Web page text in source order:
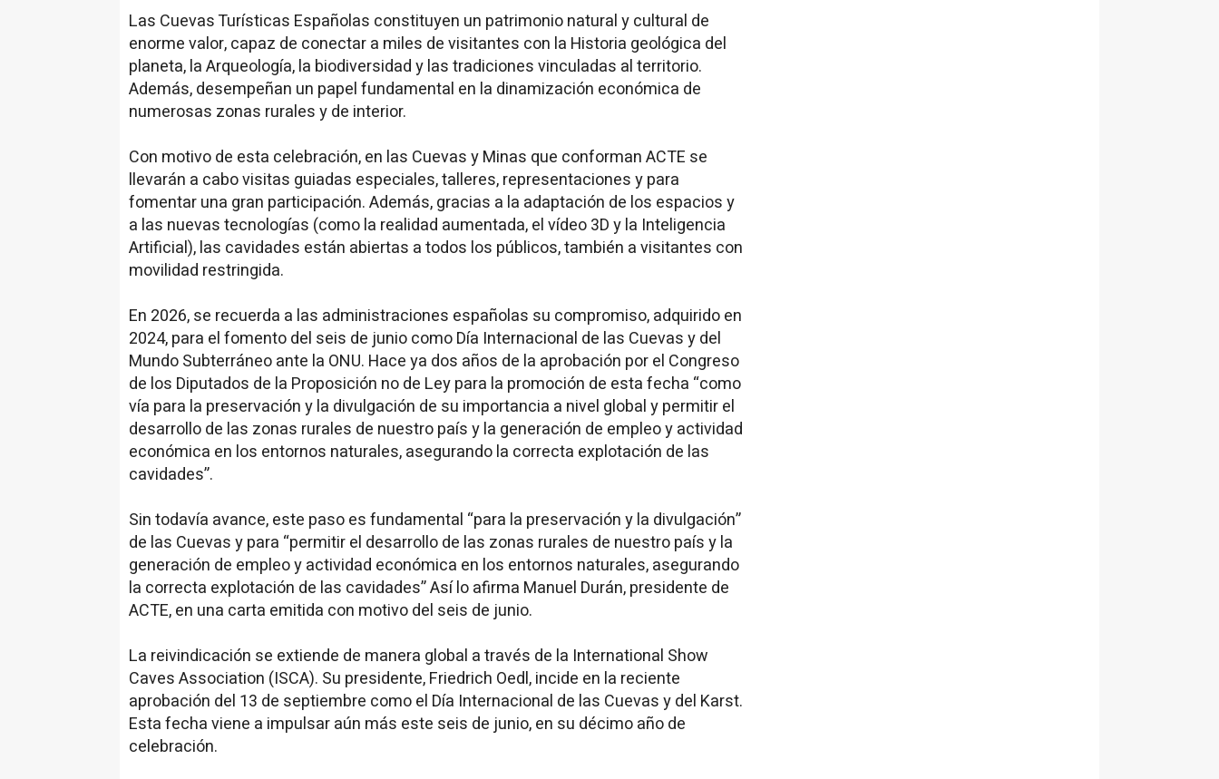
Las Cuevas Turísticas Españolas constituyen un patrimonio natural y cultural de
enorme valor, capaz de conectar a miles de visitantes con la Historia geológica del
planeta, la Arqueología, la biodiversidad y las tradiciones vinculadas al territorio.
Además, desempeñan un papel fundamental en la dinamización económica de
numerosas zonas rurales y de interior.
Con motivo de esta celebración, en las Cuevas y Minas que conforman ACTE se
llevarán a cabo visitas guiadas especiales, talleres, representaciones y para
fomentar una gran participación. Además, gracias a la adaptación de los espacios y
a las nuevas tecnologías (como la realidad aumentada, el vídeo 3D y la Inteligencia
Artificial), las cavidades están abiertas a todos los públicos, también a visitantes con
movilidad restringida.
En 2026, se recuerda a las administraciones españolas su compromiso, adquirido en
2024, para el fomento del seis de junio como Día Internacional de las Cuevas y del
Mundo Subterráneo ante la ONU. Hace ya dos años de la aprobación por el Congreso
de los Diputados de la Proposición no de Ley para la promoción de esta fecha “como
vía para la preservación y la divulgación de su importancia a nivel global y permitir el
desarrollo de las zonas rurales de nuestro país y la generación de empleo y actividad
económica en los entornos naturales, asegurando la correcta explotación de las
cavidades”.
Sin todavía avance, este paso es fundamental “para la preservación y la divulgación”
de las Cuevas y para “permitir el desarrollo de las zonas rurales de nuestro país y la
generación de empleo y actividad económica en los entornos naturales, asegurando
la correcta explotación de las cavidades” Así lo afirma Manuel Durán, presidente de
ACTE, en una carta emitida con motivo del seis de junio.
La reivindicación se extiende de manera global a través de la International Show
Caves Association (ISCA). Su presidente, Friedrich Oedl, incide en la reciente
aprobación del 13 de septiembre como el Día Internacional de las Cuevas y del Karst.
Esta fecha viene a impulsar aún más este seis de junio, en su décimo año de
celebración.